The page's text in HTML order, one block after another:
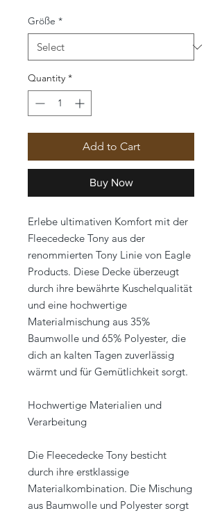
Größe *
Quantity *
Add to Cart
Buy Now
Erlebe ultimativen Komfort mit der
Fleecedecke Tony aus der
renommierten Tony Linie von Eagle
Products. Diese Decke überzeugt
durch ihre bewährte Kuschelqualität
und eine hochwertige
Materialmischung aus 35%
Baumwolle und 65% Polyester, die
dich an kalten Tagen zuverlässig
wärmt und für Gemütlichkeit sorgt.
Hochwertige Materialien und
Verarbeitung
Die Fleecedecke Tony besticht
durch ihre erstklassige
Materialkombination. Die Mischung
aus Baumwolle und Polyester sorgt